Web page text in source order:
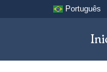
Português